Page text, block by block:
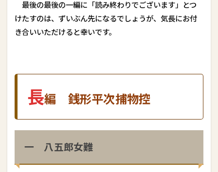
最後の最後の一編に「読み終わりでございます」とつ
けたすのは、ずいぶん先になるでしょうが、気長にお付
き合いいただけると幸いです。
長編 銭形平次捕物控
一 八五郎女難